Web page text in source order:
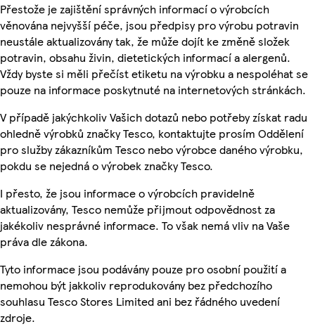
Přestože je zajištění správných informací o výrobcích
věnována nejvyšší péče, jsou předpisy pro výrobu potravin
neustále aktualizovány tak, že může dojít ke změně složek
potravin, obsahu živin, dietetických informací a alergenů.
Vždy byste si měli přečíst etiketu na výrobku a nespoléhat se
pouze na informace poskytnuté na internetových stránkách.
V případě jakýchkoliv Vašich dotazů nebo potřeby získat radu
ohledně výrobků značky Tesco, kontaktujte prosím Oddělení
pro služby zákazníkům Tesco nebo výrobce daného výrobku,
pokdu se nejedná o výrobek značky Tesco.
I přesto, že jsou informace o výrobcích pravidelně
aktualizovány, Tesco nemůže přijmout odpovědnost za
jakékoliv nesprávné informace. To však nemá vliv na Vaše
práva dle zákona.
Tyto informace jsou podávány pouze pro osobní použití a
nemohou být jakkoliv reprodukovány bez předchozího
souhlasu Tesco Stores Limited ani bez řádného uvedení
zdroje.